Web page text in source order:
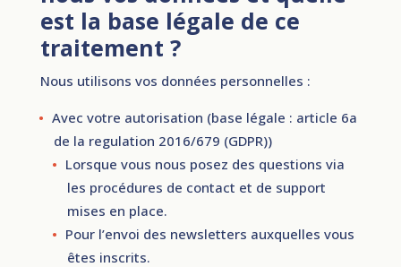
est la base légale de ce
traitement ?
Nous utilisons vos données personnelles :
Avec votre autorisation (base légale : article 6a
de la regulation 2016/679 (GDPR))
Lorsque vous nous posez des questions via
les procédures de contact et de support
mises en place.
Pour l’envoi des newsletters auxquelles vous
êtes inscrits.